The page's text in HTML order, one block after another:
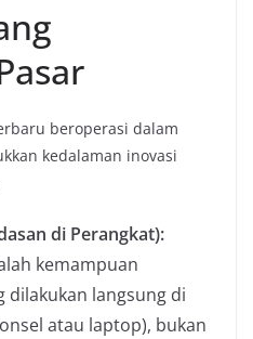
beroperasi dalam
kedalaman inovasi
di Perangkat):
kemampuan
dilakukan langsung di
atau laptop), bukan